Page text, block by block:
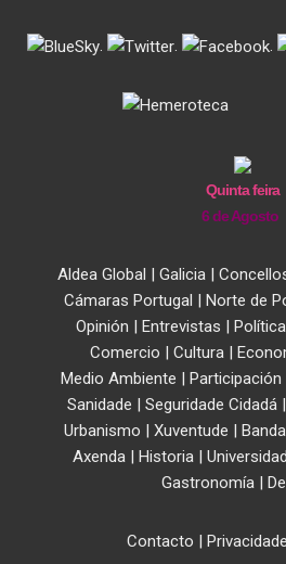
. . .
Quinta feira
6 de Agosto
Aldea Global | Galicia|
Cámaras Portugal | Norte de
Opinión | Entrevistas | Política
Comercio | Cultura |
Medio Ambiente | Participación
Sanidade | Seguridade Cidadá |
Urbanismo | Xuventude |
Axenda| Historia|
Gastronomía |
Contacto | Privacidade